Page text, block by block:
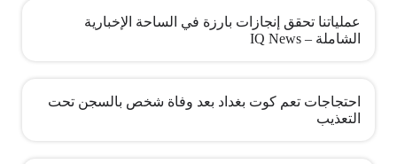
عملياتنا تحقق إنجازات بارزة في الساحة الإخبارية
الشاملة – IQ News
احتجاجات تعم كوت بغداد بعد وفاة شخص بالسجن تحت
التعذيب